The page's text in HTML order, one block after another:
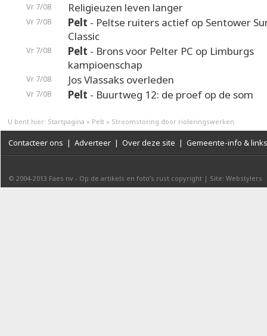
Vr 7/08 Religieuzen leven langer
Vr 7/08 Pelt - Peltse ruiters actief op Sentower
Classic
Vr 7/08 Pelt - Brons voor Pelter PC op Limburgs
kampioenschap
Vr 7/08 Jos Vlassaks overleden
Vr 7/08 Pelt - Buurtweg 12: de proef op de som
U bent hier: Startpagina » Pelt » Stroomstoring door rioleringswerken
Contacteer ons | Adverteer | Over deze site | Gemeente-info & links
© 2004-2013 Faes nv - Op de artikels en foto’s rust copyright | Site: Webstylers